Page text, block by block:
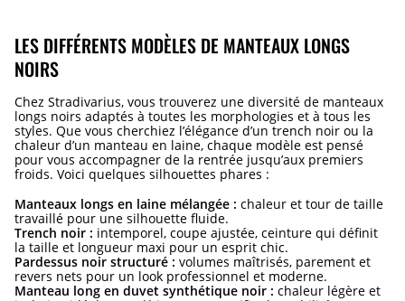
LES DIFFÉRENTS MODÈLES DE MANTEAUX LONGS
NOIRS
Chez Stradivarius, vous trouverez une diversité de manteaux
longs noirs adaptés à toutes les morphologies et à tous les
styles. Que vous cherchiez l’élégance d’un trench noir ou la
chaleur d’un manteau en laine, chaque modèle est pensé
pour vous accompagner de la rentrée jusqu’aux premiers
froids. Voici quelques silhouettes phares :
Manteaux longs en laine mélangée : chaleur et tour de taille
travaillé pour une silhouette fluide.
Trench noir : intemporel, coupe ajustée, ceinture qui définit
la taille et longueur maxi pour un esprit chic.
Pardessus noir structuré : volumes maîtrisés, parement et
revers nets pour un look professionnel et moderne.
Manteau long en duvet synthétique noir : chaleur légère et